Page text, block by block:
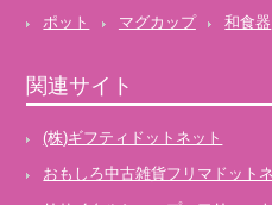
ポット
マグカップ 和食器
関連サイト
(株)ギフティドットネット
おもしろ中古雑貨フリマドット